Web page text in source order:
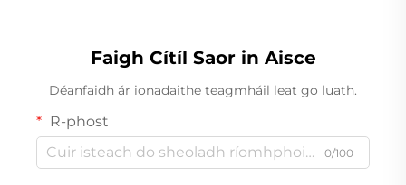
Faigh Cítíl Saor in Aisce
Déanfaidh ár ionadaithe teagmháil leat go luath.
R-phost
0/100